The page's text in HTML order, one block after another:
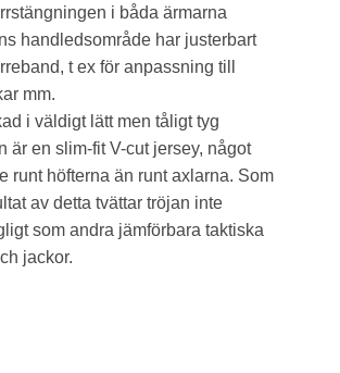
i båda ärmarna
handledsområde har justerbart
t ex för anpassning till
mm.
i väldigt lätt men tåligt tyg
är en slim-fit V-cut jersey, något
runt höfterna än runt axlarna. Som
av detta tvättar tröjan inte
som andra jämförbara taktiska
jackor.